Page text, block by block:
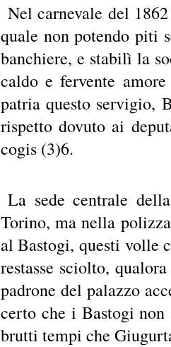
Nel carnevale del
quale non potendo piti
banchiere, e stabilì la
caldo e fervente
patria questo servigio,
rispetto dovuto ai
cogis (3)6.
La sede centrale
Torino, ma nella
al Bastogi, questi volle
restasse sciolto,
padrone del palazzo
certo che i Bastogi
brutti tempi che